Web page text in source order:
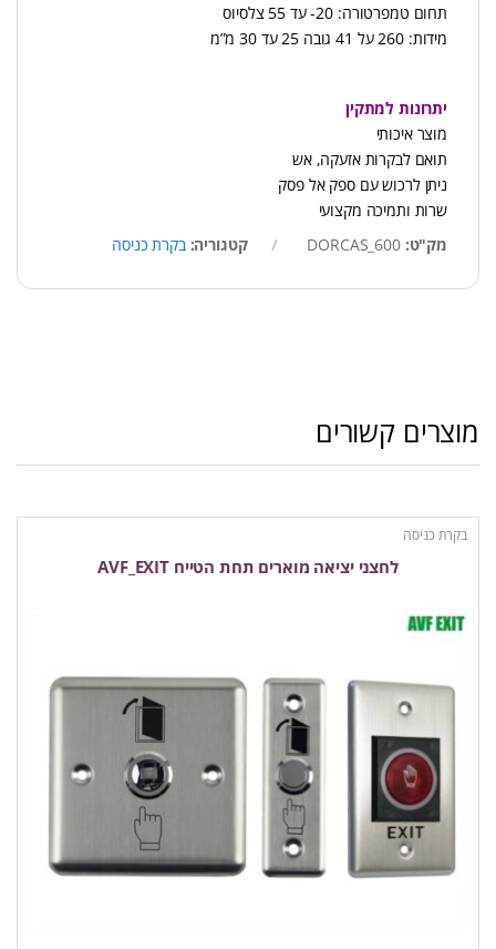
תחום טמפרטורה: 20- עד 55 צלסיוס
מידות: 260 על 41 גובה 25 עד 30 מ”מ
יתרונות למתקין
מוצר איכותי
תואם לבקרות אזעקה, אש
ניתן לרכוש עם ספק אל פסק
שרות ותמיכה מקצועי
מק"ט:DORCAS_600 קטגוריה:בקרת כניסה
מוצרים קשורים
בקרת כניסה
לחצני יציאה מוארים תחת הטייח AVF_EXIT